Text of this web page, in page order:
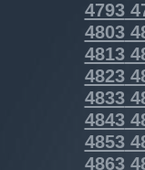
4793
4803
4813
4823
4833
4843
4853
4863